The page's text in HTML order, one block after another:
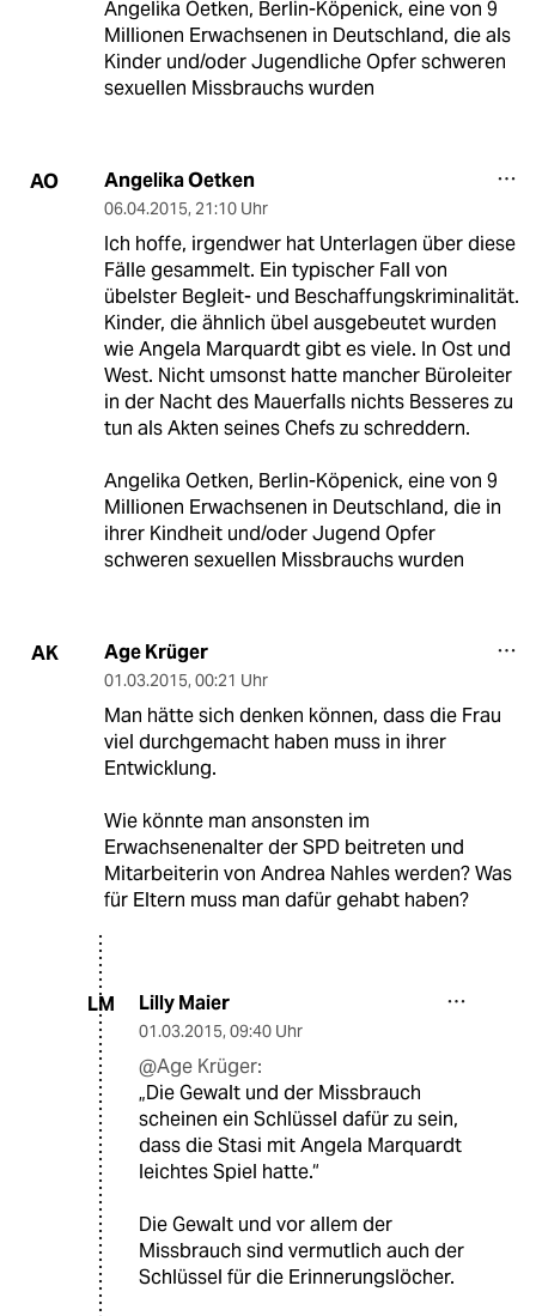
Angelika Oetken, Berlin-Köpenick, eine von 9
Millionen Erwachsenen in Deutschland, die als
Kinder und/oder Jugendliche Opfer schweren
sexuellen Missbrauchs wurden
AO Angelika Oetken
06.04.2015, 21:10 Uhr
Ich hoffe, irgendwer hat Unterlagen über diese
Fälle gesammelt. Ein typischer Fall von
übelster Begleit- und Beschaffungskriminalität.
Kinder, die ähnlich übel ausgebeutet wurden
wie Angela Marquardt gibt es viele. In Ost und
West. Nicht umsonst hatte mancher Büroleiter
in der Nacht des Mauerfalls nichts Besseres zu
tun als Akten seines Chefs zu schreddern.
Angelika Oetken, Berlin-Köpenick, eine von 9
Millionen Erwachsenen in Deutschland, die in
ihrer Kindheit und/oder Jugend Opfer
schweren sexuellen Missbrauchs wurden
AK Age Krüger
01.03.2015, 00:21 Uhr
Man hätte sich denken können, dass die Frau
viel durchgemacht haben muss in ihrer
Entwicklung.
Wie könnte man ansonsten im
Erwachsenenalter der SPD beitreten und
Mitarbeiterin von Andrea Nahles werden? Was
für Eltern muss man dafür gehabt haben?
LM Lilly Maier
01.03.2015, 09:40 Uhr
@Age Krüger:
„Die Gewalt und der Missbrauch
scheinen ein Schlüssel dafür zu sein,
dass die Stasi mit Angela Marquardt
leichtes Spiel hatte.“
Die Gewalt und vor allem der
Missbrauch sind vermutlich auch der
Schlüssel für die Erinnerungslöcher.